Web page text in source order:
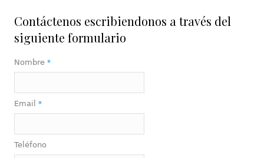
Contáctenos escribiendonos a través del
siguiente formulario
Nombre*
Email*
Teléfono